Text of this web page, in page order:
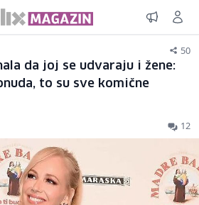
50
da joj se udvaraju i žene:
to su sve komične
12